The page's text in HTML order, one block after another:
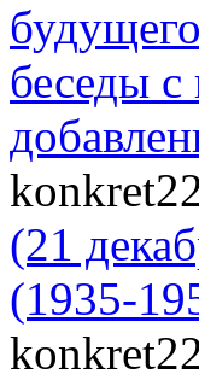
беседы с
(21
(1935-